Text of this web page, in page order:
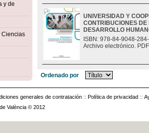
y de
Ciencias
UNIVERSIDAD Y
CONTRIBUCIONES
DESARROLLO
ISBN: 978-84-9048-
Archivo electrónico.
Ordenado por
generales de contratación :: Política de privacidad ::
València © 2012